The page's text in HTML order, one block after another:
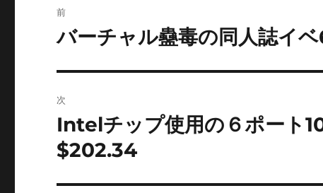
稿
ゲ
ー
前
前
投
稿:
バーチャル蠱毒の同人誌イ
次
次
の
投
稿:
Intelチップ使用の６ポート
$202.34